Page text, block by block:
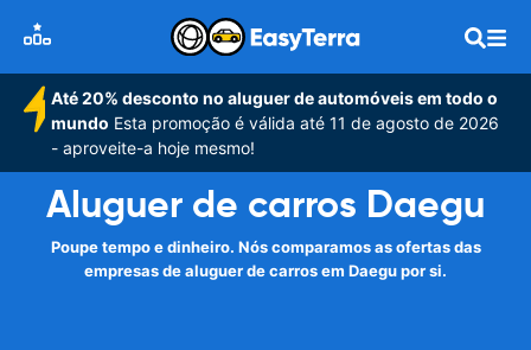
Até 20% desconto no aluguer de automóveis em todo o
mundo Esta promoção é válida até 11 de agosto de 2026
- aproveite-a hoje mesmo!
Aluguer de carros Daegu
Poupe tempo e dinheiro. Nós comparamos as ofertas das
empresas de aluguer de carros em Daegu por si.